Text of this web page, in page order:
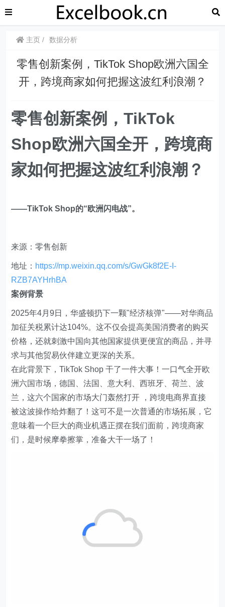
主页 数据分析
零售创新案例，TikTok Shop欧洲六国全
开，跨境商家如何把握这波红利浪潮？
零售创新案例，TikTok
Shop欧洲六国全开，跨境商
家如何把握这波红利浪潮？
——TikTok Shop的“欧洲闪电战”。
来源：零售创新
地址： https://mp.weixin.qq.com/s/GwGk8f2E-I-
RZB7AYHrhBA
案例背景
2025年4月9日，华盛顿扔下一颗"经济核弹"——对华商品
加征关税累计达104%。这不仅会提高美国消费者的购买
价格，还就刺激中国向其他国家提供更便宜的商品，并寻
求与其他贸易伙伴建立更深的关系。
在此背景下，TikTok Shop 干了一件大事！一口气全开欧
洲六国市场，德国、法国、意大利、西班牙、荷兰、波
兰，这六个国家的市场大门轰然打开 ，跨境电商界直接
被这波操作给炸翻了！这可不是一次普通的市场拓展，它
意味着一个巨大的商业机遇正摆在我们面前，跨境商家
们，是时候摩拳擦掌，准备大干一场了！